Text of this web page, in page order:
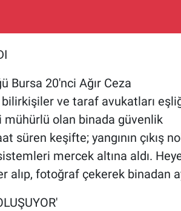
Bursa 20'nci Ağır Ceza
ve taraf avukatları
mühürlü olan binada güvenlik
süren keşifte; yangının çıkış
mercek altına aldı.
alıp, fotoğraf çekerek binadan